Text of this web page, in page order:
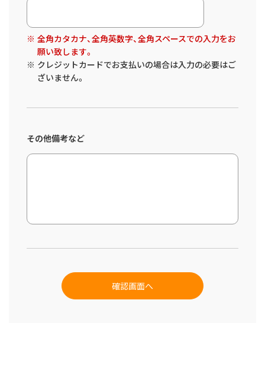
全角カタカナ、全角英数字、全角スペースでの入力をお
願い致します。
クレジットカードでお支払いの場合は入力の必要はご
ざいません。
その他備考など